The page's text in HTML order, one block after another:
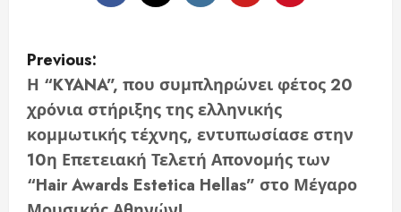
P
o
s
t
n
Previous:
Η “KYANA”, που συμπληρώνει φέτος 20
χρόνια στήριξης της ελληνικής
κομμωτικής τέχνης, εντυπωσίασε στην
10η Επετειακή Τελετή Απονομής των
“Hair Awards Estetica Hellas” στο Μέγαρο